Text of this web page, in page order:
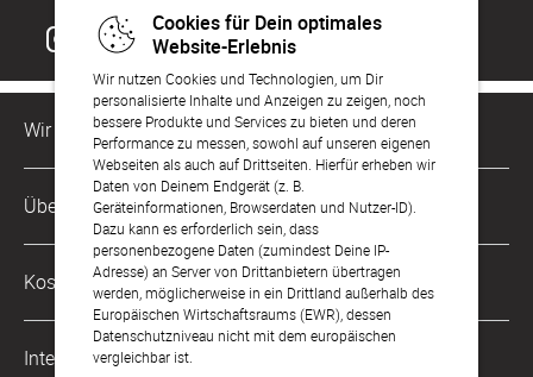
Cookies für Dein optimales
Website-Erlebnis
Wir nutzen Cookies und Technologien, um Dir
personalisierte Inhalte und Anzeigen zu zeigen, noch
bessere Produkte und Services zu bieten und deren
Performance zu messen, sowohl auf unseren eigenen
Webseiten als auch auf Drittseiten. Hierfür erheben wir
Daten von Deinem Endgerät (z. B.
Geräteinformationen, Browserdaten und Nutzer-ID).
Dazu kann es erforderlich sein, dass
personenbezogene Daten (zumindest Deine IP-
Adresse) an Server von Drittanbietern übertragen
werden, möglicherweise in ein Drittland außerhalb des
Europäischen Wirtschaftsraums (EWR), dessen
Datenschutzniveau nicht mit dem europäischen
vergleichbar ist.
Wir sind für Dich da
Kundenservice-Hotline
0221 956 725 10
Mo. - Fr. von 9 bis 17 Uhr
kontakt@sendmoments.de
Über Uns
Philosophie
Karriere
Impressum
Kostenlose Services
Musterkarten
International